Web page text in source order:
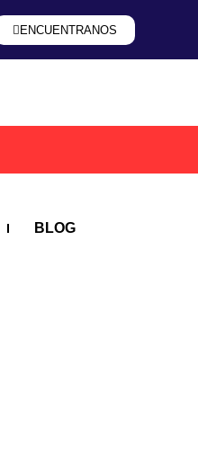
ENCUENTRANOS
BLOG